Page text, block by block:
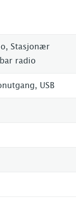
Stasjonær
radio
USB